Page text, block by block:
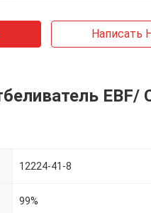
Написать
EBF/
12224-41-8
99%